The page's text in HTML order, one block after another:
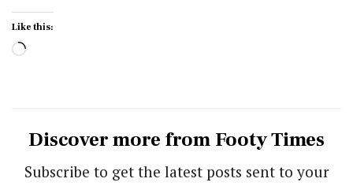
Like this:
Loading…
Discover more from Footy Times
Subscribe to get the latest posts sent to your